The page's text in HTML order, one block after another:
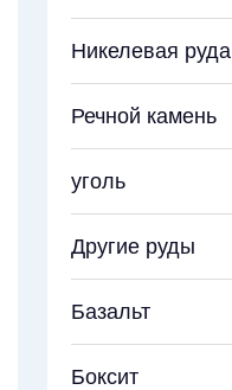
Никелевая руда
Речной камень
уголь
Другие руды
Базальт
Боксит